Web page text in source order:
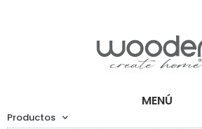
MENÚ
Productos